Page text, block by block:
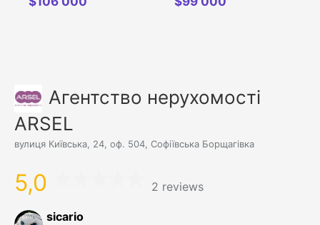
Агентство нерухомості
ARSEL
вулиця Київська, 24, оф. 504, Софіївська Борщагівка
5,0 2 reviews
sicario